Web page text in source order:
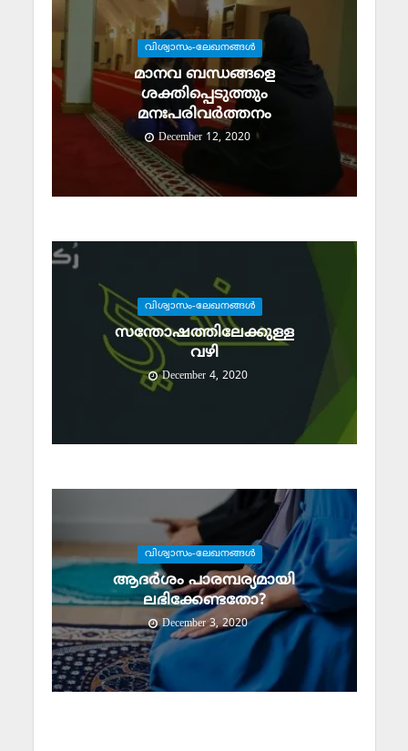
വിശ്വാസം-ലേഖനങ്ങള്‍
മാനവ ബന്ധങ്ങളെ
ശക്തിപ്പെടുത്തും
മനഃപരിവര്‍ത്തനം
December 12, 2020
വിശ്വാസം-ലേഖനങ്ങള്‍
സന്തോഷത്തിലേക്കുള്ള
വഴി
December 4, 2020
വിശ്വാസം-ലേഖനങ്ങള്‍
ആദര്‍ശം പാരമ്പര്യമായി
ലഭിക്കേണ്ടതോ?
December 3, 2020